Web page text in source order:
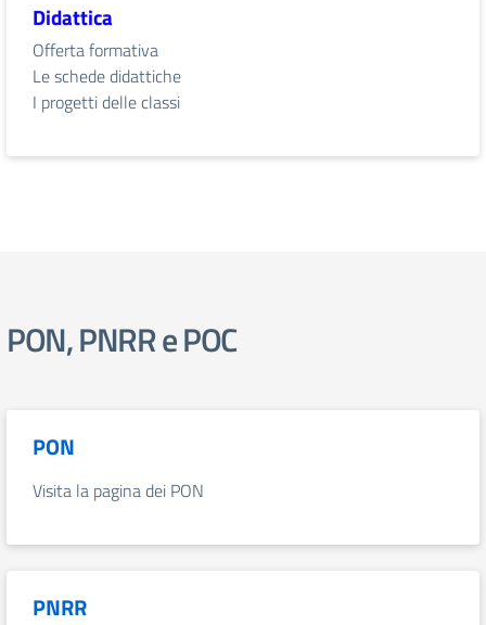
Didattica
Offerta formativa
Le schede didattiche
I progetti delle classi
PON, PNRR e POC
PON
Visita la pagina dei PON
PNRR